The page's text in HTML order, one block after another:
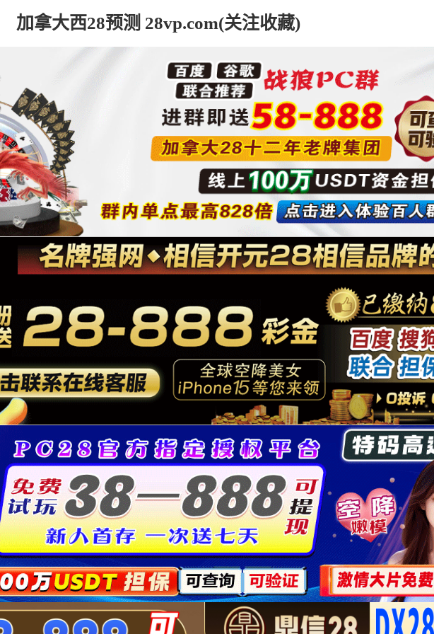
加拿大西28预测 28vp.com(关注收藏)